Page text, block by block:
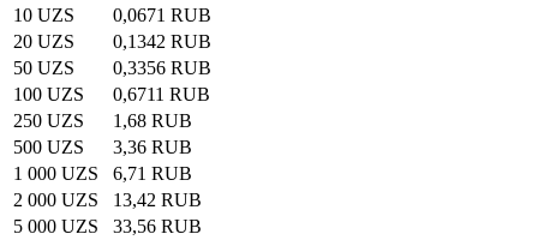
10 UZS
0,0671 RUB
20 UZS
0,1342 RUB
50 UZS
0,3356 RUB
100 UZS
0,6711 RUB
250 UZS
1,68 RUB
500 UZS
3,36 RUB
1 000 UZS
6,71 RUB
2 000 UZS
13,42 RUB
5 000 UZS
33,56 RUB